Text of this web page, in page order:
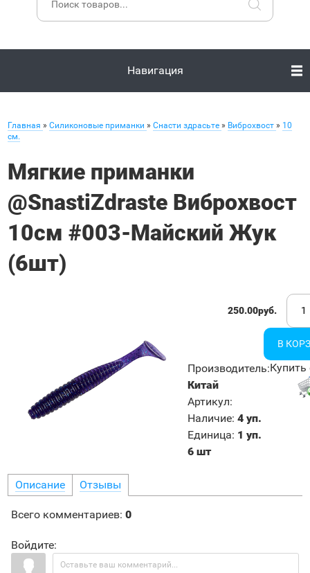
Навигация
Главная » Силиконовые приманки » Снасти здрасьте » Виброхвост » 10
см.
Мягкие приманки
@SnastiZdraste Виброхвост
10см #003-Майский Жук
(6шт)
250.00руб.
Производитель:
Китай
Артикул:
Наличие: 4 уп.
Единица: 1 уп.
6 шт
Купить
Описание Отзывы
Всего комментариев: 0
Войдите: